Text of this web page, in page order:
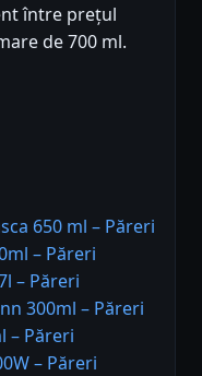
între prețul
de 700 ml.
650 ml – Păreri
– Păreri
– Păreri
300ml – Păreri
– Păreri
– Păreri